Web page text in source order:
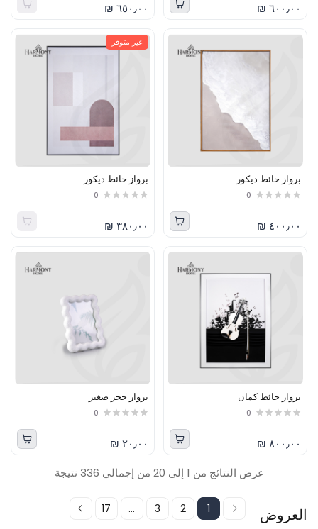
العروض
٦٠٠٫٠٠ ₪ ٦٥٠٫٠٠ ₪
برواز حائط ديكور
0
٤٠٠٫٠٠ ₪
غير متوفر
برواز حائط ديكور
0
٣٨٠٫٠٠ ₪
برواز حائط كمان
0
٨٠٠٫٠٠ ₪
برواز حجر صغير
0
٢٠٫٠٠ ₪
عرض النتائج من 1 إلى 20 من إجمالي 336 نتيجة
1
2
3
...
17